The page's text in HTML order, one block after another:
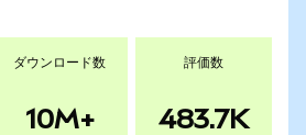
ダウンロード数
10M+
評価数
483.7K